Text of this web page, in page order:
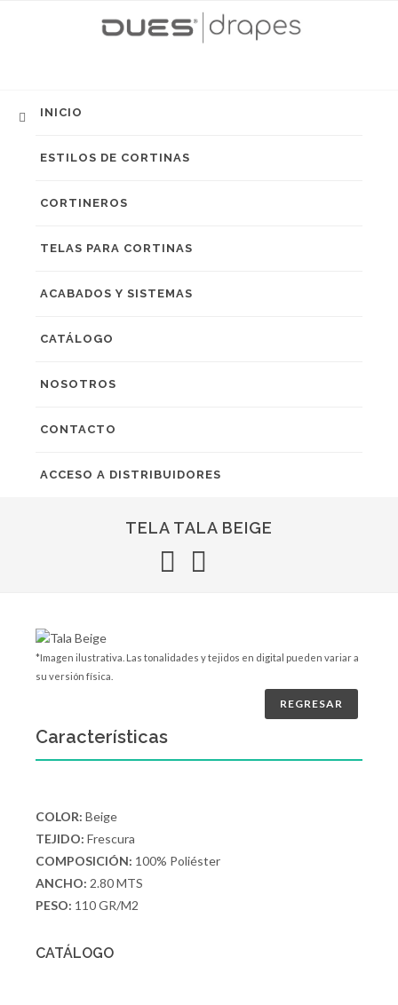
INICIO
ESTILOS DE CORTINAS
CORTINEROS
TELAS PARA CORTINAS
ACABADOS Y SISTEMAS
CATÁLOGO
NOSOTROS
CONTACTO
ACCESO A DISTRIBUIDORES
TELA TALA BEIGE
*Imagen ilustrativa. Las tonalidades y tejidos en digital pueden variar a
su versión física.
REGRESAR
Características
COLOR: Beige
TEJIDO: Frescura
COMPOSICIÓN: 100% Poliéster
ANCHO: 2.80 MTS
PESO: 110 GR/M2
CATÁLOGO